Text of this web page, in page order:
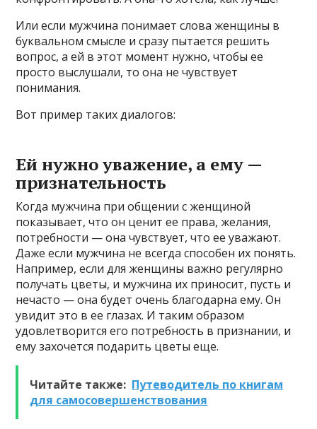
Или если мужчина понимает слова женщины в
буквальном смысле и сразу пытается решить
вопрос, а ей в этот момент нужно, чтобы ее
просто выслушали, то она не чувствует
понимания.
Вот пример таких диалогов:
Ей нужно уважение, а ему —
признательность
Когда мужчина при общении с женщиной
показывает, что он ценит ее права, желания,
потребности — она чувствует, что ее уважают.
Даже если мужчина не всегда способен их понять.
Например, если для женщины важно регулярно
получать цветы, и мужчина их приносит, пусть и
нечасто — она будет очень благодарна ему. Он
увидит это в ее глазах. И таким образом
удовлетворится его потребность в признании, и
ему захочется подарить цветы еще.
Читайте также: Путеводитель по книгам
для самосовершенствования